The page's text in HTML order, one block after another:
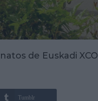
de Euskadi XCO
Tumblr